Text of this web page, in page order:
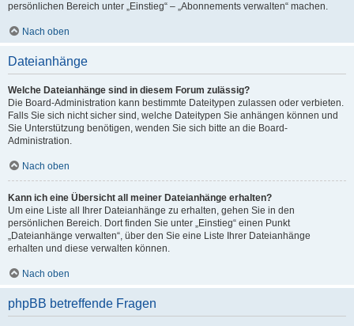
persönlichen Bereich unter „Einstieg“ – „Abonnements verwalten“ machen.
Nach oben
Dateianhänge
Welche Dateianhänge sind in diesem Forum zulässig?
Die Board-Administration kann bestimmte Dateitypen zulassen oder verbieten.
Falls Sie sich nicht sicher sind, welche Dateitypen Sie anhängen können und
Sie Unterstützung benötigen, wenden Sie sich bitte an die Board-
Administration.
Nach oben
Kann ich eine Übersicht all meiner Dateianhänge erhalten?
Um eine Liste all Ihrer Dateianhänge zu erhalten, gehen Sie in den
persönlichen Bereich. Dort finden Sie unter „Einstieg“ einen Punkt
„Dateianhänge verwalten“, über den Sie eine Liste Ihrer Dateianhänge
erhalten und diese verwalten können.
Nach oben
phpBB betreffende Fragen